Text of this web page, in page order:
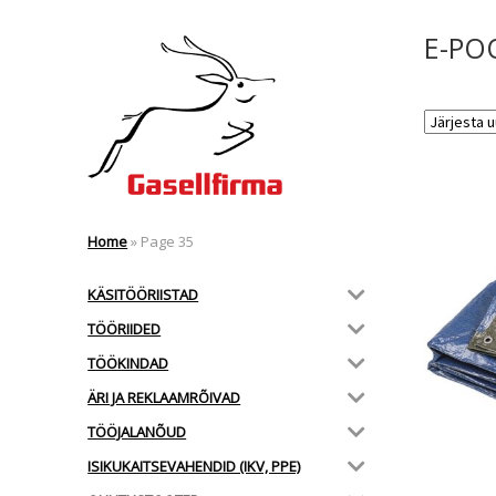
E-
Home» Page 35
KÄSITÖÖRIISTAD
TÖÖRIIDED
TÖÖKINDAD
ÄRI JA REKLAAMRÕIVAD
TÖÖJALANÕUD
ISIKUKAITSEVAHENDID (IKV, PPE)